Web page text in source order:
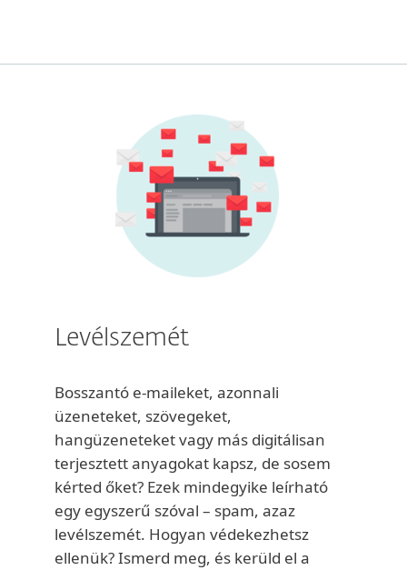
Levélszemét
Bosszantó e-maileket, azonnali
üzeneteket, szövegeket,
hangüzeneteket vagy más digitálisan
terjesztett anyagokat kapsz, de sosem
kérted őket? Ezek mindegyike leírható
egy egyszerű szóval – spam, azaz
levélszemét. Hogyan védekezhetsz
ellenük? Ismerd meg, és kerüld el a